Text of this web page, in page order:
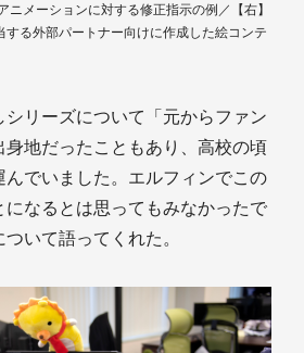
ニメーションに対する修正指示の例／【右】
する外部パートナー向けに作成した絵コンテ
リーズについて「元からファン
身地だったこともあり、高校の頃
んでいました。エルフィンでこの
になるとは思ってもみなかったで
いて語ってくれた。